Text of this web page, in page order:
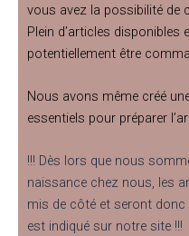
vous avez la possibilité de
Plein d’articles disponibles
potentiellement être
Nous avons même créé
essentiels pour préparer
!!! Dès lors que nous
naissance chez nous, les
mis de côté et seront
est indiqué sur notre site !!!